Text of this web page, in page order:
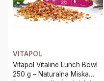
VITAPOL
Vitapol Vitaline Lunch Bowl
250 g – Naturalna Miska